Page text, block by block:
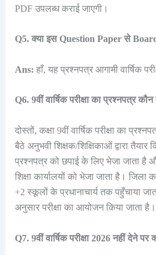
PDF उपलब्ध कराई जाएगी।
Q5. क्या इस Question Paper से
Ans: हाँ, यह प्रश्नपत्र आगामी वार्षिक
Q6. 9वीं वार्षिक परीक्षा का प्रश्नपत्र
दोस्तों, कक्षा 9वीं वार्षिक परीक्षा का
बैठे अनुभवी शिक्षक/शिक्षिकाओं द्वारा
प्रश्नपत्र को छपाई के लिए भेजा जाता है और
शिक्षा कार्यालयों को भेजा जाता है। जिला
+2 स्कूलों के प्रधानाचार्य तक पहुँचाया
अनुसार परीक्षा का आयोजन किया जाता है।
Q7. 9वीं वार्षिक परीक्षा 2026 नहीं देने पर